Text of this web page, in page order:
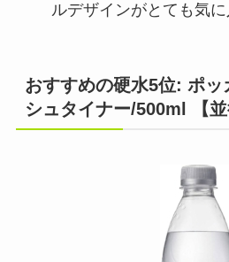
ルデザインがとても気に
おすすめの硬水5位: ポ
シュタイナー/500ml 【並